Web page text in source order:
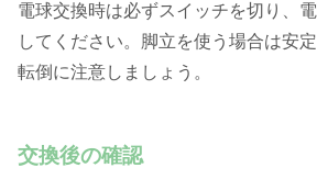
電球交換時は必ずスイッチを切り、
してください。脚立を使う場合は安
転倒に注意しましょう。
交換後の確認